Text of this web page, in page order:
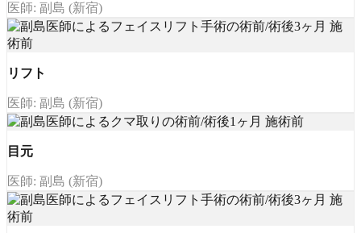
医師: 副島 (新宿)
リフト
医師: 副島 (新宿)
目元
医師: 副島 (新宿)